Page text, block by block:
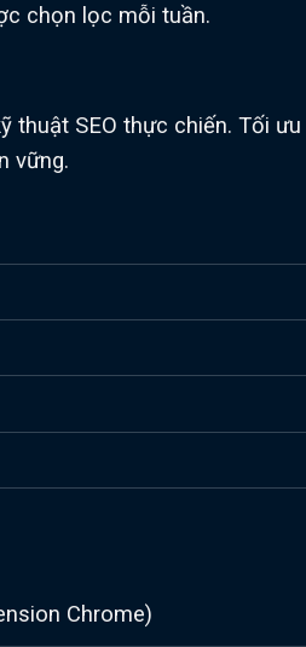
chọn lọc mỗi tuần.
thuật SEO thực chiến. Tối ưu
vững.
Chrome)